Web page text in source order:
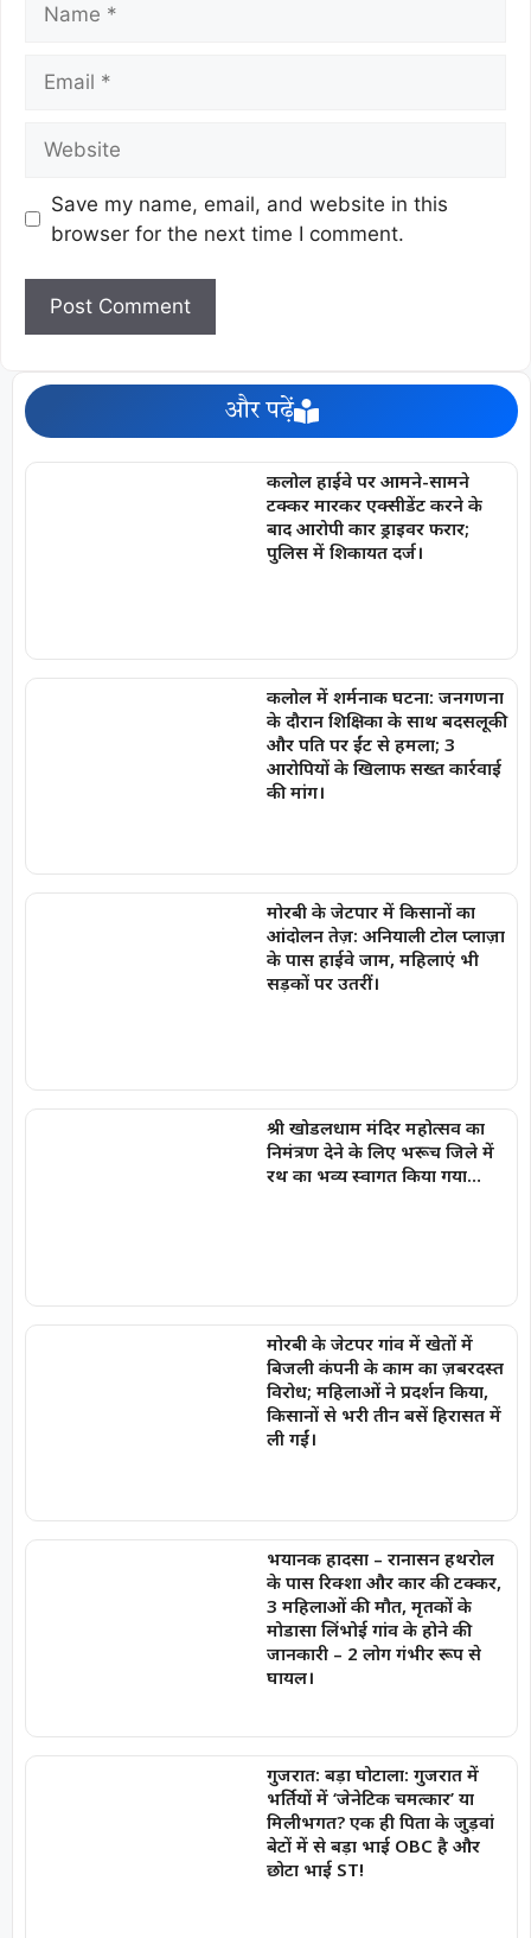
Save my name, email, and website in this
browser for the next time I comment.
और पढ़ें
कलोल हाईवे पर आमने-सामने
टक्कर मारकर एक्सीडेंट करने के
बाद आरोपी कार ड्राइवर फरार;
पुलिस में शिकायत दर्ज।
कलोल में शर्मनाक घटना: जनगणना
के दौरान शिक्षिका के साथ बदसलूकी
और पति पर ईंट से हमला; 3
आरोपियों के खिलाफ सख्त कार्रवाई
की मांग।
मोरबी के जेटपार में किसानों का
आंदोलन तेज़: अनियाली टोल प्लाज़ा
के पास हाईवे जाम, महिलाएं भी
सड़कों पर उतरीं।
श्री खोडलधाम मंदिर महोत्सव का
निमंत्रण देने के लिए भरूच जिले में
रथ का भव्य स्वागत किया गया…
मोरबी के जेटपर गांव में खेतों में
बिजली कंपनी के काम का ज़बरदस्त
विरोध; महिलाओं ने प्रदर्शन किया,
किसानों से भरी तीन बसें हिरासत में
ली गईं।
भयानक हादसा – रानासन हथरोल
के पास रिक्शा और कार की टक्कर,
3 महिलाओं की मौत, मृतकों के
मोडासा लिंभोई गांव के होने की
जानकारी – 2 लोग गंभीर रूप से
घायल।
गुजरात: बड़ा घोटाला: गुजरात में
भर्तियों में ‘जेनेटिक चमत्कार’ या
मिलीभगत? एक ही पिता के जुड़वां
बेटों में से बड़ा भाई OBC है और
छोटा भाई ST!